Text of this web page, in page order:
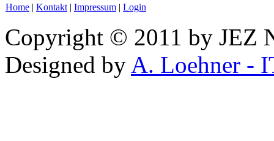
Home | Kontakt | Impressum | Login
Copyright © 2011 by JEZ
Designed by A. Loehner -